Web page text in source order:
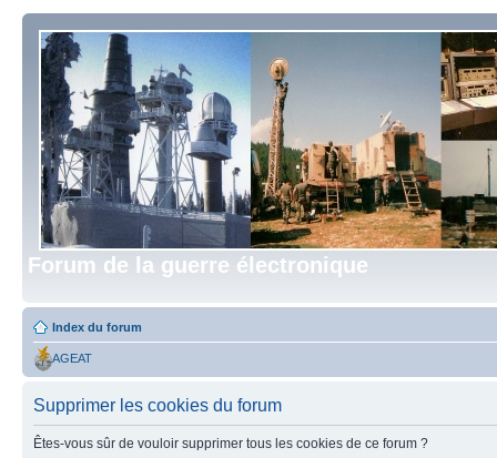
Forum de la guerre électronique
Index du forum
AGEAT
Supprimer les cookies du forum
Êtes-vous sûr de vouloir supprimer tous les cookies de ce forum ?